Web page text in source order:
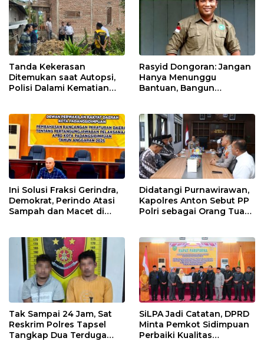
Tanda Kekerasan
Ditemukan saat Autopsi,
Polisi Dalami Kematian
Rasyid Dongoran: Jangan
Hanya Menunggu
Bantuan, Bangun
Ini Solusi Fraksi Gerindra,
Demokrat, Perindo Atasi
Sampah dan Macet di
Didatangi Purnawirawan,
Kapolres Anton Sebut PP
Polri sebagai Orang Tua
Tak Sampai 24 Jam, Sat
Reskrim Polres Tapsel
Tangkap Dua Terduga
SiLPA Jadi Catatan, DPRD
Minta Pemkot Sidimpuan
Perbaiki Kualitas